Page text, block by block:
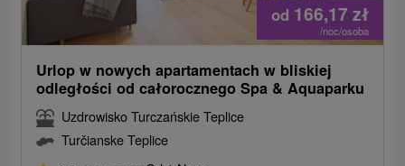
od 166,17 zł
/noc/osoba
Urlop w nowych apartamentach w bliskiej
odległości od całorocznego Spa & Aquaparku
Uzdrowisko Turczańskie Teplice
Turčianske Teplice